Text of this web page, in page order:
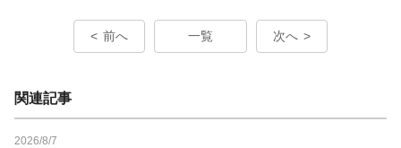
前へ 一覧 次へ
関連記事
2026/8/7